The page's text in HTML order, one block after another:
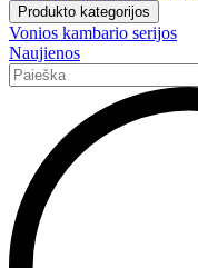
Produkto kategorijos
Vonios kambario serijos
Naujienos